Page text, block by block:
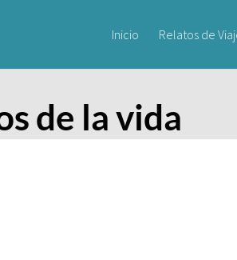
Inicio Relatos de
de la vida